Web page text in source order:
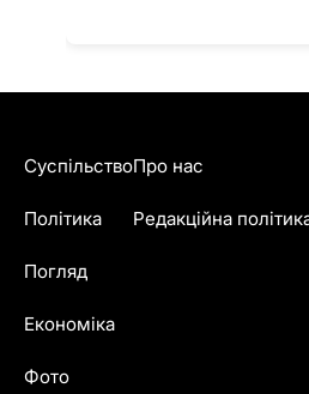
Суспільство
Політика
Погляд
Економіка
Фото
Про нас
Редакційна